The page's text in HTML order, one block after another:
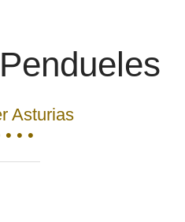
Asturias
• • •